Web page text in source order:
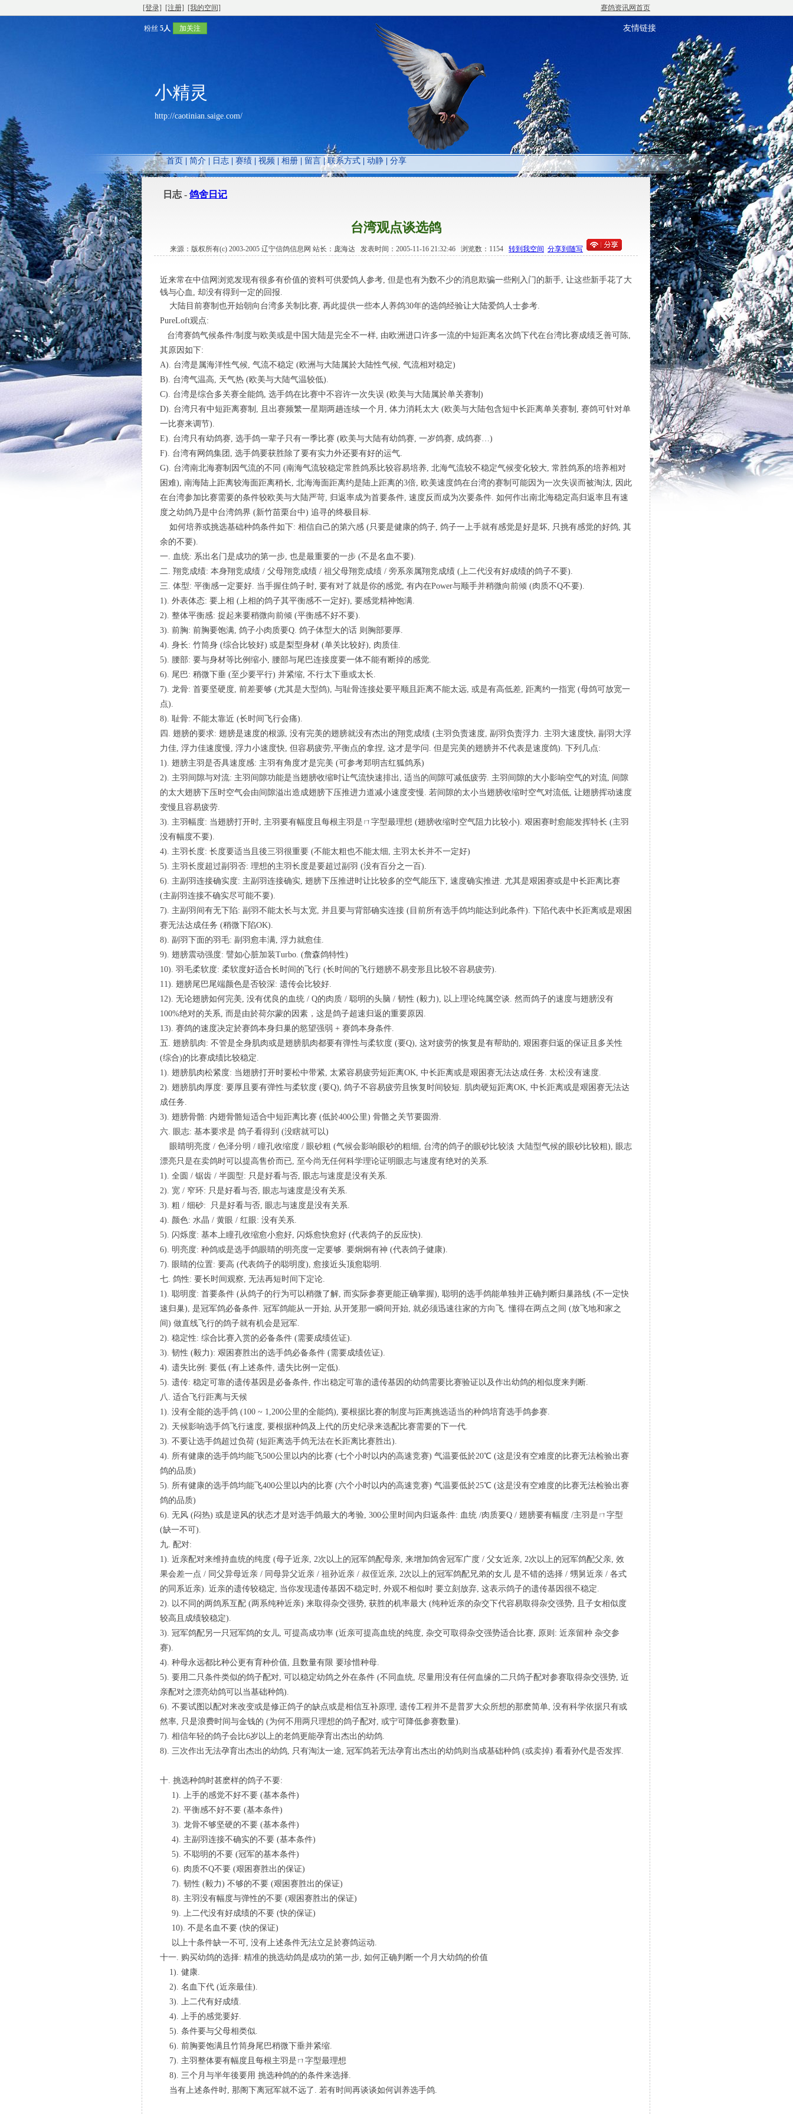
[登录] [注册] [我的空间] 赛鸽资讯网首页
粉丝 5人 加关注 友情链接
小精灵
http://caotinian.saige.com/
首页 简介 日志 赛绩 视频 相册 留言 |联系方式 动静 分享
日志 - 鸽舍日记
台湾观点谈选鸽
来源：版权所有(c) 2003-2005 辽宁信鸽信息网 站长：庞海达 发表时间：2005-11-16 21:32:46 浏览数：1154 转到我空间 分享到随写
近来常在中信网浏览发现有很多有价值的资料可供爱鸽人参考, 但是也有为数不少的消息欺骗一些刚入门的新手, 让这些新手花了大
钱与心血, 却没有得到一定的回报.
大陆目前赛制也开始朝向台湾多关制比赛, 再此提供一些本人养鸽30年的选鸽经验让大陆爱鸽人士参考.
PureLoft观点:
台湾赛鸽气候条件/制度与欧美或是中国大陆是完全不一样, 由欧洲进口许多一流的中短距离名次鸽下代在台湾比赛成绩乏善可陈,
其原因如下:
A). 台湾是属海洋性气候, 气流不稳定 (欧洲与大陆属於大陆性气候, 气流相对稳定)
B). 台湾气温高, 天气热 (欧美与大陆气温较低).
C). 台湾是综合多关赛全能鸽, 选手鸽在比赛中不容许一次失误 (欧美与大陆属於单关赛制)
D). 台湾只有中短距离赛制, 且出赛频繁一星期两趟连续一个月, 体力消耗太大 (欧美与大陆包含短中长距离单关赛制, 赛鸽可针对单
一比赛来调节).
E). 台湾只有幼鸽赛, 选手鸽一辈子只有一季比赛 (欧美与大陆有幼鸽赛, 一岁鸽赛, 成鸽赛…)
F). 台湾有网鸽集团, 选手鸽要获胜除了要有实力外还要有好的运气.
G). 台湾南北海赛制因气流的不同 (南海气流较稳定常胜鸽系比较容易培养, 北海气流较不稳定气候变化较大, 常胜鸽系的培养相对
困难), 南海陆上距离较海面距离稍长, 北海海面距离约是陆上距离的3倍, 欧美速度鸽在台湾的赛制可能因为一次失误而被淘汰, 因此
在台湾参加比赛需要的条件较欧美与大陆严苛, 归返率成为首要条件, 速度反而成为次要条件. 如何作出南北海稳定高归返率且有速
度之幼鸽乃是中台湾鸽界 (新竹苗栗台中) 追寻的终极目标.
如何培养或挑选基础种鸽条件如下: 相信自己的第六感 (只要是健康的鸽子, 鸽子一上手就有感觉是好是坏, 只挑有感觉的好鸽, 其
余的不要).
一. 血统: 系出名门是成功的第一步, 也是最重要的一步 (不是名血不要).
二. 翔竞成绩: 本身翔竞成绩 / 父母翔竞成绩 / 祖父母翔竞成绩 / 旁系亲属翔竞成绩 (上二代没有好成绩的鸽子不要).
三. 体型: 平衡感一定要好. 当手握住鸽子时, 要有对了就是你的感觉, 有内在Power与顺手并稍微向前倾 (肉质不Q不要).
1). 外表体态: 要上相 (上相的鸽子其平衡感不一定好), 要感觉精神饱满.
2). 整体平衡感: 捉起来要稍微向前倾 (平衡感不好不要).
3). 前胸: 前胸要饱满, 鸽子小肉质要Q. 鸽子体型大的话 则胸部要厚.
4). 身长: 竹筒身 (综合比较好) 或是梨型身材 (单关比较好), 肉质佳.
5). 腰部: 要与身材等比例缩小, 腰部与尾巴连接度要一体不能有断掉的感觉.
6). 尾巴: 稍微下垂 (至少要平行) 并紧缩, 不行太下垂或太长.
7). 龙骨: 首要坚硬度, 前差要够 (尤其是大型鸽), 与耻骨连接处要平顺且距离不能太远, 或是有高低差, 距离约一指宽 (母鸽可放宽一
点).
8). 耻骨: 不能太靠近 (长时间飞行会痛).
四. 翅膀的要求: 翅膀是速度的根源, 没有完美的翅膀就没有杰出的翔竞成绩 (主羽负责速度, 副羽负责浮力. 主羽大速度快, 副羽大浮
力佳, 浮力佳速度慢, 浮力小速度快, 但容易疲劳,平衡点的拿捏, 这才是学问. 但是完美的翅膀并不代表是速度鸽). 下列几点:
1). 翅膀主羽是否具速度感: 主羽有角度才是完美 (可参考郑明吉红狐鸽系)
2). 主羽间隙与对流: 主羽间隙功能是当翅膀收缩时让气流快速排出, 适当的间隙可减低疲劳. 主羽间隙的大小影响空气的对流, 间隙
的太大翅膀下压时空气会由间隙溢出造成翅膀下压推进力道减小速度变慢. 若间隙的太小当翅膀收缩时空气对流低, 让翅膀挥动速度
变慢且容易疲劳.
3). 主羽幅度: 当翅膀打开时, 主羽要有幅度且每根主羽是ㄇ字型最理想 (翅膀收缩时空气阻力比较小). 艰困赛时愈能发挥特长 (主羽
没有幅度不要).
4). 主羽长度: 长度要适当且後三羽很重要 (不能太粗也不能太细, 主羽太长并不一定好)
5). 主羽长度超过副羽否: 理想的主羽长度是要超过副羽 (没有百分之一百).
6). 主副羽连接确实度: 主副羽连接确实, 翅膀下压推进时让比较多的空气能压下, 速度确实推进. 尤其是艰困赛或是中长距离比赛
(主副羽连接不确实尽可能不要).
7). 主副羽间有无下陷: 副羽不能太长与太宽, 并且要与背部确实连接 (目前所有选手鸽均能达到此条件). 下陷代表中长距离或是艰困
赛无法达成任务 (稍微下陷OK).
8). 副羽下面的羽毛: 副羽愈丰满, 浮力就愈佳.
9). 翅膀震动强度: 譬如心脏加装Turbo. (詹森鸽特性)
10). 羽毛柔软度: 柔软度好适合长时间的飞行 (长时间的飞行翅膀不易变形且比较不容易疲劳).
11). 翅膀尾巴尾端颜色是否较深: 遗传会比较好.
12). 无论翅膀如何完美, 没有优良的血统 / Q的肉质 / 聪明的头脑 / 韧性 (毅力), 以上理论纯属空谈. 然而鸽子的速度与翅膀没有
100%绝对的关系, 而是由於荷尔蒙的因素，这是鸽子超速归返的重要原因.
13). 赛鸽的速度决定於赛鸽本身归巢的慾望强弱 + 赛鸽本身条件.
五. 翅膀肌肉: 不管是全身肌肉或是翅膀肌肉都要有弹性与柔软度 (要Q), 这对疲劳的恢复是有帮助的, 艰困赛归返的保证且多关性
(综合)的比赛成绩比较稳定.
1). 翅膀肌肉松紧度: 当翅膀打开时要松中带紧, 太紧容易疲劳短距离OK, 中长距离或是艰困赛无法达成任务. 太松没有速度.
2). 翅膀肌肉厚度: 要厚且要有弹性与柔软度 (要Q), 鸽子不容易疲劳且恢复时间较短. 肌肉硬短距离OK, 中长距离或是艰困赛无法达
成任务.
3). 翅膀骨骼: 内翅骨骼短适合中短距离比赛 (低於400公里) 骨骼之关节要圆滑.
六. 眼志: 基本要求是 鸽子看得到 (没瞎就可以)
眼睛明亮度 / 色泽分明 / 瞳孔收缩度 / 眼砂粗 (气候会影响眼砂的粗细, 台湾的鸽子的眼砂比较淡 大陆型气候的眼砂比较粗), 眼志
漂亮只是在卖鸽时可以提高售价而已, 至今尚无任何科学理论证明眼志与速度有绝对的关系.
1). 全圆 / 锯齿 / 半圆型: 只是好看与否, 眼志与速度是没有关系.
2). 宽 / 窄环: 只是好看与否, 眼志与速度是没有关系.
3). 粗 / 细砂: 只是好看与否, 眼志与速度是没有关系.
4). 颜色: 水晶 / 黄眼 / 红眼: 没有关系.
5). 闪烁度: 基本上瞳孔收缩愈小愈好, 闪烁愈快愈好 (代表鸽子的反应快).
6). 明亮度: 种鸽或是选手鸽眼睛的明亮度一定要够. 要炯炯有神 (代表鸽子健康).
7). 眼睛的位置: 要高 (代表鸽子的聪明度), 愈接近头顶愈聪明.
七. 鸽性: 要长时间观察, 无法再短时间下定论.
1). 聪明度: 首要条件 (从鸽子的行为可以稍微了解, 而实际参赛更能正确掌握), 聪明的选手鸽能单独并正确判断归巢路线 (不一定快
速归巢), 是冠军鸽必备条件. 冠军鸽能从一开始, 从开笼那一瞬间开始, 就必须迅速往家的方向飞. 懂得在两点之间 (放飞地和家之
间) 做直线飞行的鸽子就有机会是冠军.
2). 稳定性: 综合比赛入赏的必备条件 (需要成绩佐证).
3). 韧性 (毅力): 艰困赛胜出的选手鸽必备条件 (需要成绩佐证).
4). 遗失比例: 要低 (有上述条件, 遗失比例一定低).
5). 遗传: 稳定可靠的遗传基因是必备条件, 作出稳定可靠的遗传基因的幼鸽需要比赛验证以及作出幼鸽的相似度来判断.
八. 适合飞行距离与天候
1). 没有全能的选手鸽 (100 ~ 1,200公里的全能鸽), 要根据比赛的制度与距离挑选适当的种鸽培育选手鸽参赛.
2). 天候影响选手鸽飞行速度, 要根据种鸽及上代的历史纪录来选配比赛需要的下一代.
3). 不要让选手鸽超过负荷 (短距离选手鸽无法在长距离比赛胜出).
4). 所有健康的选手鸽均能飞500公里以内的比赛 (七个小时以内的高速竞赛) 气温要低於20℃ (这是没有空难度的比赛无法检验出赛
鸽的品质)
5). 所有健康的选手鸽均能飞400公里以内的比赛 (六个小时以内的高速竞赛) 气温要低於25℃ (这是没有空难度的比赛无法检验出赛
鸽的品质)
6). 无风 (闷热) 或是逆风的状态才是对选手鸽最大的考验, 300公里时间内归返条件: 血统 /肉质要Q / 翅膀要有幅度 /主羽是ㄇ字型
(缺一不可).
九. 配对:
1). 近亲配对来维持血统的纯度 (母子近亲, 2次以上的冠军鸽配母亲, 来增加鸽舍冠军广度 / 父女近亲, 2次以上的冠军鸽配父亲, 效
果会差一点 / 同父异母近亲 / 同母异父近亲 / 祖孙近亲 / 叔侄近亲, 2次以上的冠军鸽配兄弟的女儿 是不错的选择 / 甥舅近亲 / 各式
的同系近亲). 近亲的遗传较稳定, 当你发现遗传基因不稳定时, 外观不相似时 要立刻放弃, 这表示鸽子的遗传基因很不稳定.
2). 以不同的两鸽系互配 (两系纯种近亲) 来取得杂交强势, 获胜的机率最大 (纯种近亲的杂交下代容易取得杂交强势, 且子女相似度
较高且成绩较稳定).
3). 冠军鸽配另一只冠军鸽的女儿, 可提高成功率 (近亲可提高血统的纯度, 杂交可取得杂交强势适合比赛, 原则: 近亲留种 杂交参
赛).
4). 种母永远都比种公更有育种价值, 且数量有限 要珍惜种母.
5). 要用二只条件类似的鸽子配对, 可以稳定幼鸽之外在条件 (不同血统, 尽量用没有任何血缘的二只鸽子配对参赛取得杂交强势, 近
亲配对之漂亮幼鸽可以当基础种鸽).
6). 不要试图以配对来改变或是修正鸽子的缺点或是相信互补原理, 遗传工程并不是普罗大众所想的那麽简单, 没有科学依据只有或
然率, 只是浪费时间与金钱的 (为何不用两只理想的鸽子配对, 或宁可降低参赛数量).
7). 相信年轻的鸽子会比6岁以上的老鸽更能孕育出杰出的幼鸽.
8). 三次作出无法孕育出杰出的幼鸽, 只有淘汰一途, 冠军鸽若无法孕育出杰出的幼鸽则当成基础种鸽 (或卖掉) 看看孙代是否发挥.
十. 挑选种鸽时甚麽样的鸽子不要:
1). 上手的感觉不好不要 (基本条件)
2). 平衡感不好不要 (基本条件)
3). 龙骨不够坚硬的不要 (基本条件)
4). 主副羽连接不确实的不要 (基本条件)
5). 不聪明的不要 (冠军的基本条件)
6). 肉质不Q不要 (艰困赛胜出的保证)
7). 韧性 (毅力) 不够的不要 (艰困赛胜出的保证)
8). 主羽没有幅度与弹性的不要 (艰困赛胜出的保证)
9). 上二代没有好成绩的不要 (快的保证)
10). 不是名血不要 (快的保证)
以上十条件缺一不可, 没有上述条件无法立足於赛鸽运动.
十一. 购买幼鸽的选择: 精准的挑选幼鸽是成功的第一步, 如何正确判断一个月大幼鸽的价值
1). 健康.
2). 名血下代 (近亲最佳).
3). 上二代有好成绩.
4). 上手的感觉要好.
5). 条件要与父母相类似.
6). 前胸要饱满且竹筒身尾巴稍微下垂并紧缩.
7). 主羽整体要有幅度且每根主羽是ㄇ字型最理想
8). 三个月与半年後要用 挑选种鸽的的条件来选择.
当有上述条件时, 那阁下离冠军就不远了. 若有时间再谈谈如何训养选手鸽.